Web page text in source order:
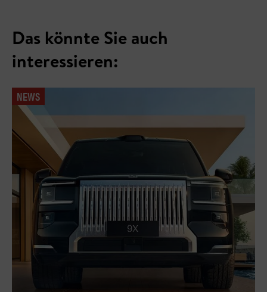
Das könnte Sie auch
interessieren:
NEWS